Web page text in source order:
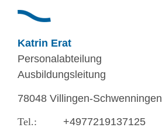
Katrin Erat
Personalabteilung
Ausbildungsleitung
78048 Villingen-Schwenningen
+4977219137125